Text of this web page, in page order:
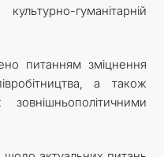
гуманітарній
питанням зміцнення
а також